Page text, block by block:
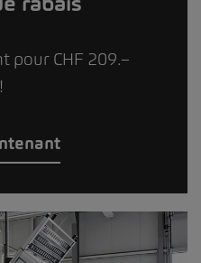
pour CHF 209.–